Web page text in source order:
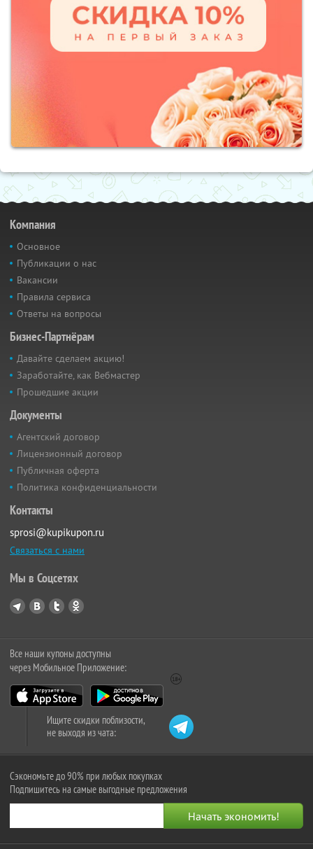
Компания
Основное
Публикации о нас
Вакансии
Правила сервиса
Ответы на вопросы
Бизнес-Партнёрам
Давайте сделаем акцию!
Заработайте, как Вебмастер
Прошедшие акции
Документы
Агентский договор
Лицензионный договор
Публичная оферта
Политика конфиденциальности
Контакты
sprosi@kupikupon.ru
Связаться с нами
Мы в Соцсетях
Все наши купоны доступны
через Мобильное Приложение:
Ищите скидки поблизости,
не выходя из чата:
Сэкономьте до 90% при любых покупках
Подпишитесь на самые выгодные предложения